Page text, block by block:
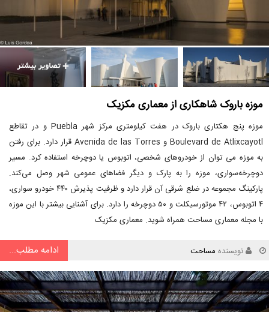
موزه باروک شاهکاری از معماری مکزیک
موزه پنج هکتاری باروک در هفت کیلومتری مرکز شهر Puebla و در تقاطع
Boulevard de Atlixcayotl و Avenida de las Torres قرار دارد. برای رفتن
به موزه می توان از خودروهای شخصی، اتوبوس یا دوچرخه استفاده کرد. مسیر
دوچرخه‌سواری، موزه را به پارک و دیگر فضاهای عمومی شهر وصل می‌کند.
پارکینگ مجموعه در ضلع شرقی آن قرار دارد و ظرفیت پذیرش ۴۴۰ خودرو سواری،
۴ اتوبوس، ۴۲ موتورسیکلت و ۵۰ دوچرخه را دارد. برای آشنایی بیشتر با این موزه
با مجله معماری مساحت همراه شوید. معماری مکزیک
نویسنده مساحت ادامه مطلب...